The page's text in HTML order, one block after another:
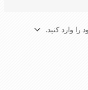
وارد کنید.